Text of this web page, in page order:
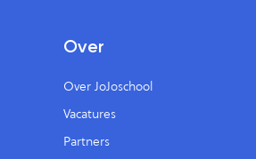
Over
Over JoJoschool
Vacatures
Partners